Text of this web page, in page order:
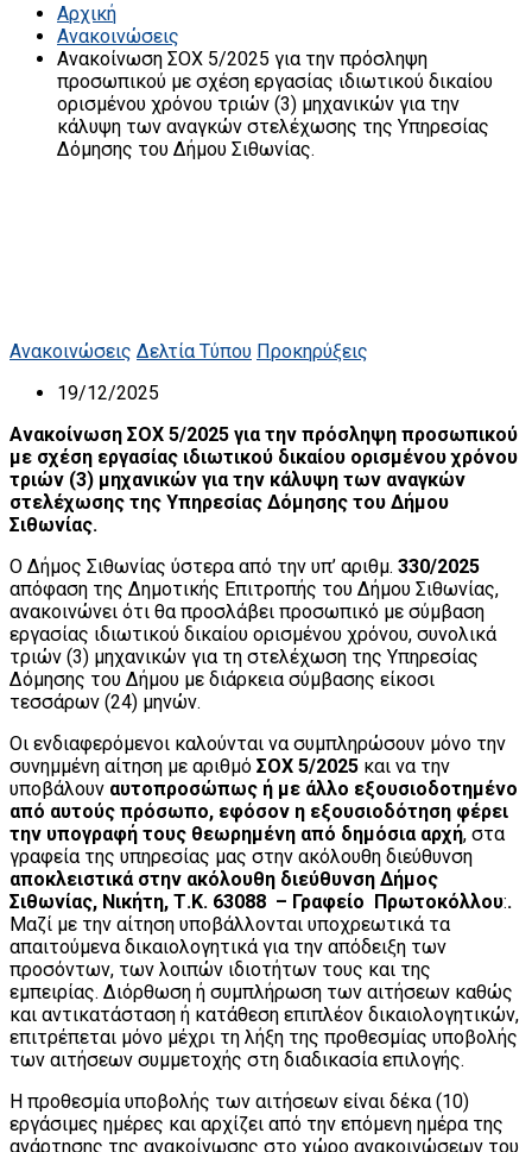
Αρχική
Ανακοινώσεις
Ανακοίνωση ΣΟΧ 5/2025 για την πρόσληψη
προσωπικού με σχέση εργασίας ιδιωτικού δικαίου
ορισμένου χρόνου τριών (3) μηχανικών για την
κάλυψη των αναγκών στελέχωσης της Υπηρεσίας
Δόμησης του Δήμου Σιθωνίας.
Ανακοινώσεις Δελτία Τύπου Προκηρύξεις
19/12/2025
Ανακοίνωση ΣΟΧ 5/2025 για την πρόσληψη προσωπικού
με σχέση εργασίας ιδιωτικού δικαίου ορισμένου χρόνου
τριών (3) μηχανικών για την κάλυψη των αναγκών
στελέχωσης της Υπηρεσίας Δόμησης του Δήμου
Σιθωνίας.
Ο Δήμος Σιθωνίας ύστερα από την υπ’ αριθμ. 330/2025
απόφαση της Δημοτικής Επιτροπής του Δήμου Σιθωνίας,
ανακοινώνει ότι θα προσλάβει προσωπικό με σύμβαση
εργασίας ιδιωτικού δικαίου ορισμένου χρόνου, συνολικά
τριών (3) μηχανικών για τη στελέχωση της Υπηρεσίας
Δόμησης του Δήμου με διάρκεια σύμβασης είκοσι
τεσσάρων (24) μηνών.
Οι ενδιαφερόμενοι καλούνται να συμπληρώσουν μόνο την
συνημμένη αίτηση με αριθμό ΣΟΧ 5/2025 και να την
υποβάλουν αυτοπροσώπως ή με άλλο εξουσιοδοτημένο
από αυτούς πρόσωπο, εφόσον η εξουσιοδότηση φέρει
την υπογραφή τους θεωρημένη από δημόσια αρχή, στα
γραφεία της υπηρεσίας μας στην ακόλουθη διεύθυνση
αποκλειστικά στην ακόλουθη διεύθυνση Δήμος
Σιθωνίας, Νικήτη, Τ.Κ. 63088 – Γραφείο Πρωτοκόλλου:.
Μαζί με την αίτηση υποβάλλονται υποχρεωτικά τα
απαιτούμενα δικαιολογητικά για την απόδειξη των
προσόντων, των λοιπών ιδιοτήτων τους και της
εμπειρίας. Διόρθωση ή συμπλήρωση των αιτήσεων καθώς
και αντικατάσταση ή κατάθεση επιπλέον δικαιολογητικών,
επιτρέπεται μόνο μέχρι τη λήξη της προθεσμίας υποβολής
των αιτήσεων συμμετοχής στη διαδικασία επιλογής.
Η προθεσμία υποβολής των αιτήσεων είναι δέκα (10)
εργάσιμες ημέρες και αρχίζει από την επόμενη ημέρα της
ανάρτησης της ανακοίνωσης στο χώρο ανακοινώσεων του